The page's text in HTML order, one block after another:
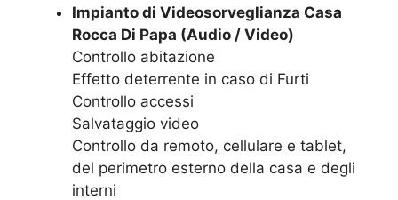
Impianto di Videosorveglianza Casa
Rocca Di Papa (Audio / Video)
Controllo abitazione
Effetto deterrente in caso di Furti
Controllo accessi
Salvataggio video
Controllo da remoto, cellulare e tablet,
del perimetro esterno della casa e degli
interni